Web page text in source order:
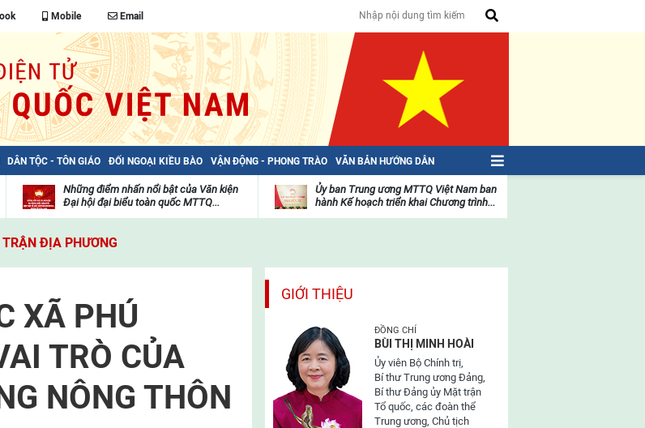
Mobile Email
DÂN TỘC - TÔN GIÁO ĐỐI NGOẠI KIỀU BÀO VẬN ĐỘNG - PHONG TRÀO VĂN BẢN HƯỚNG DẪN
viện
Những điểm nhấn nổi bật của Văn kiện
Đại hội đại biểu toàn quốc MTTQ...
mặt
trận
Ủy ban Trung ương MTTQ Việt Nam ban
hành Kế hoạch triển khai Chương trình...
ĐỊA PHƯƠNG
XÃ PHÚ
TRÒ CỦA
NÔNG THÔN
GIỚI THIỆU
ĐỒNG CHÍ
BÙI THỊ MINH HOÀI
Ủy viên Bộ Chính trị,
Bí thư Trung ương Đảng,
Bí thư Đảng ủy Mặt trận
Tổ quốc, các đoàn thể
Trung ương, Chủ tịch